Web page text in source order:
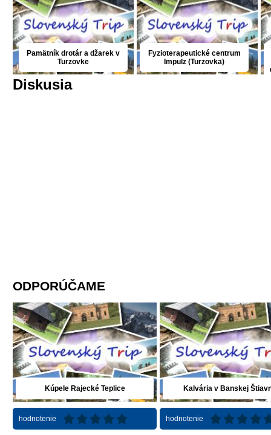
Pamätník drotár a džarek v
Turzovke
Fyzioterapeutické centrum
Impulz (Turzovka)
Diskusia
ODPORÚČAME
Kúpele Rajecké Teplice
hodnotenie
Kalvária v Banskej
hodnotenie